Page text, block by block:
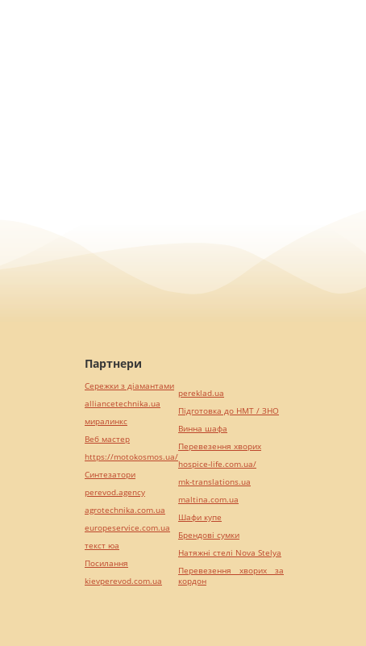
Партнери
Сережки з діамантами
alliancetechnika.ua
миралинкс
Веб мастер
https://motokosmos.ua/
Синтезатори
perevod.agency
agrotechnika.com.ua
europeservice.com.ua
текст юа
Посилання
kievperevod.com.ua
pereklad.ua
Підготовка до НМТ / ЗНО
Винна шафа
Перевезення хворих
hospice-life.com.ua/
mk-translations.ua
maltina.com.ua
Шафи купе
Брендові сумки
Натяжні стелі Nova Stelya
Перевезення хворих за
кордон